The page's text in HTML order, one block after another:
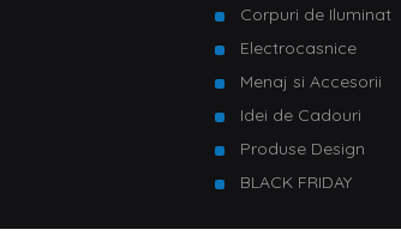
Corpuri de Iluminat
Electrocasnice
Menaj si Accesorii
Idei de Cadouri
Produse Design
BLACK FRIDAY